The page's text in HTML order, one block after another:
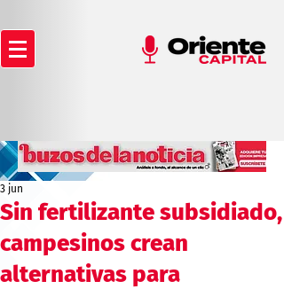
Sin fertilizante subsidiado,
campesinos crean
alternativas para
3 jun